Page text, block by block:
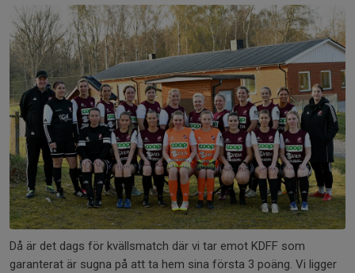
Då är det dags för kvällsmatch där vi tar emot KDFF som
garanterat är sugna på att ta hem sina första 3 poäng. Vi ligger